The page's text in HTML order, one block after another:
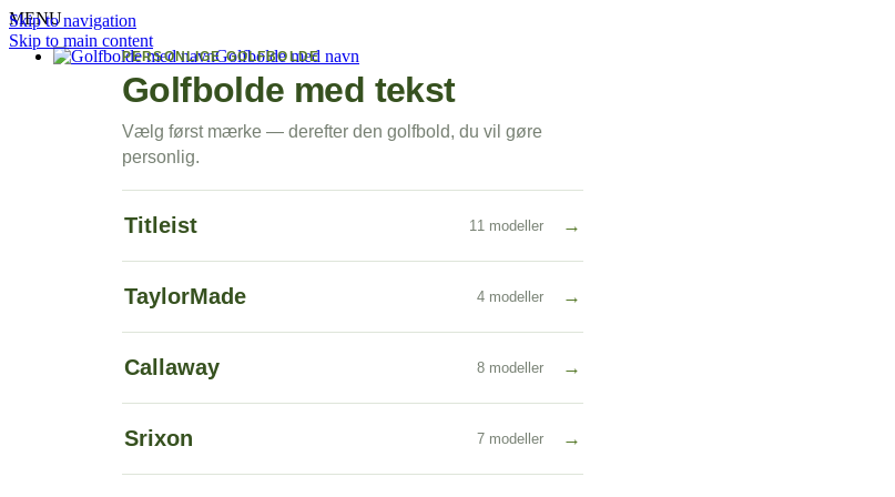
Skip to navigation
Skip to main content
MENU
Golfbolde med navn
PERSONLIGE GOLFBOLDE
Golfbolde med tekst
Vælg først mærke — derefter den golfbold, du vil gøre
personlig.
Titleist 11 modeller →
TaylorMade 4 modeller →
Callaway 8 modeller →
Srixon 7 modeller →